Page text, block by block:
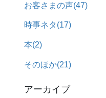
お客さまの声(47)
時事ネタ(17)
本(2)
そのほか(21)
アーカイブ